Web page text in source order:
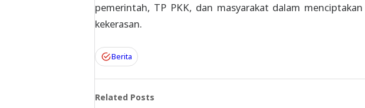
pemerintah, TP PKK, dan masyarakat dalam
kekerasan.
Berita
Related Posts